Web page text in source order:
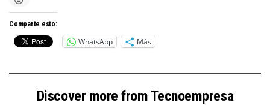
Comparte esto:
WhatsApp Más
Discover more from Tecnoempresa